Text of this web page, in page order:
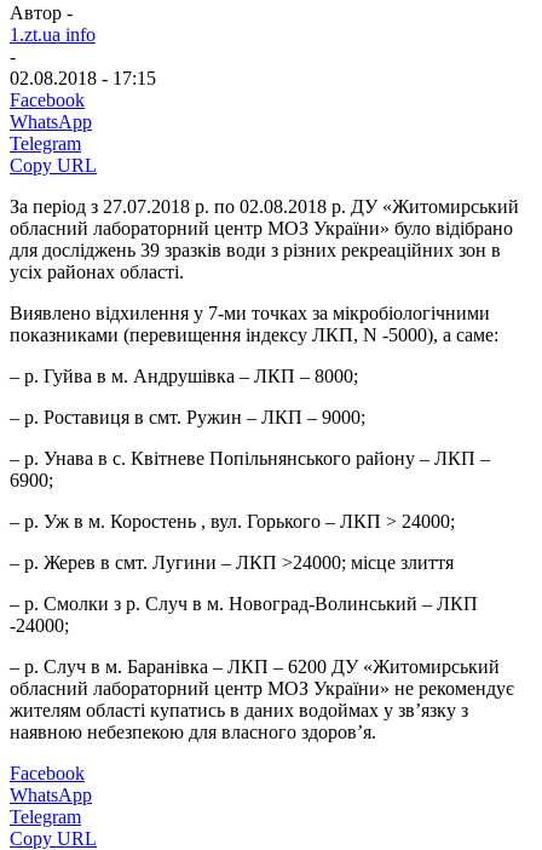
Автор -
1.zt.ua info
-
02.08.2018 - 17:15
Facebook
WhatsApp
Telegram
Copy URL
За період з 27.07.2018 р. по 02.08.2018 р. ДУ «Житомирський
обласний лабораторний центр МОЗ України» було відібрано
для досліджень 39 зразків води з різних рекреаційних зон в
усіх районах області.
Виявлено відхилення у 7-ми точках за мікробіологічними
показниками (перевищення індексу ЛКП, N -5000), а саме:
– р. Гуйва в м. Андрушівка – ЛКП – 8000;
– р. Роставиця в смт. Ружин – ЛКП – 9000;
– р. Унава в с. Квітневе Попільнянського району – ЛКП –
6900;
– р. Уж в м. Коростень , вул. Горького – ЛКП > 24000;
– р. Жерев в смт. Лугини – ЛКП >24000; місце злиття
– р. Смолки з р. Случ в м. Новоград-Волинський – ЛКП
-24000;
– р. Случ в м. Баранівка – ЛКП – 6200 ДУ «Житомирський
обласний лабораторний центр МОЗ України» не рекомендує
жителям області купатись в даних водоймах у зв’язку з
наявною небезпекою для власного здоров’я.
Facebook
WhatsApp
Telegram
Copy URL